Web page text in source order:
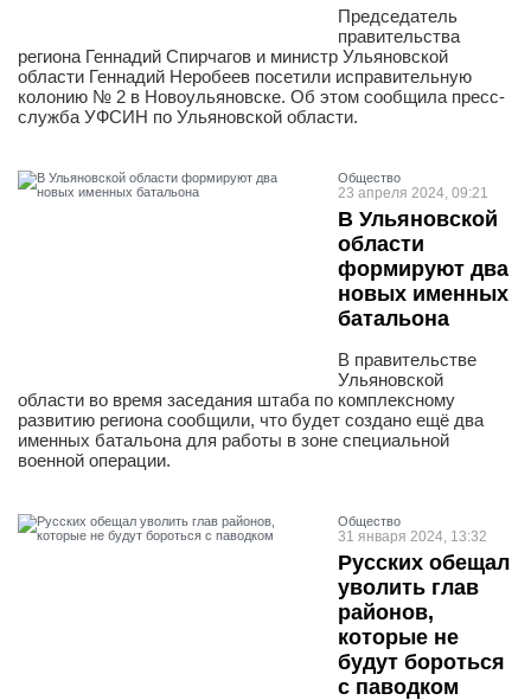
Председатель
правительства
региона Геннадий Спирчагов и министр Ульяновской
области Геннадий Неробеев посетили исправительную
колонию № 2 в Новоульяновске. Об этом сообщила пресс-
служба УФСИН по Ульяновской области.
Общество
23 апреля 2024, 09:21
В Ульяновской
области
формируют два
новых именных
батальона
В правительстве
Ульяновской
области во время заседания штаба по комплексному
развитию региона сообщили, что будет создано ещё два
именных батальона для работы в зоне специальной
военной операции.
Общество
31 января 2024, 13:32
Русских обещал
уволить глав
районов,
которые не
будут бороться
с паводком